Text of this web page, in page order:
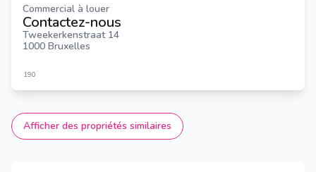
Commercial à louer
Contactez-nous
Tweekerkenstraat 14
1000 Bruxelles
190
Afficher des propriétés similaires